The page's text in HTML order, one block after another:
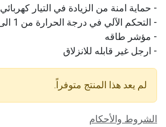
- حماية امنة من الزيادة في التيار كهربائي
- التحكم الآلي في درجة الحرارة من 1 الى 30 دقيقة
- مؤشر طاقه
- ارجل غير قابله للانزلاق
لم يعد هذا المنتج متوفراً.
الشروط والأحكام